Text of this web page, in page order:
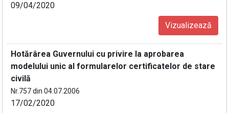
09/04/2020
Vizualizează
Hotărârea Guvernului cu privire la aprobarea
modelului unic al formularelor certificatelor de stare
civilă
Nr.757 din 04.07.2006
17/02/2020